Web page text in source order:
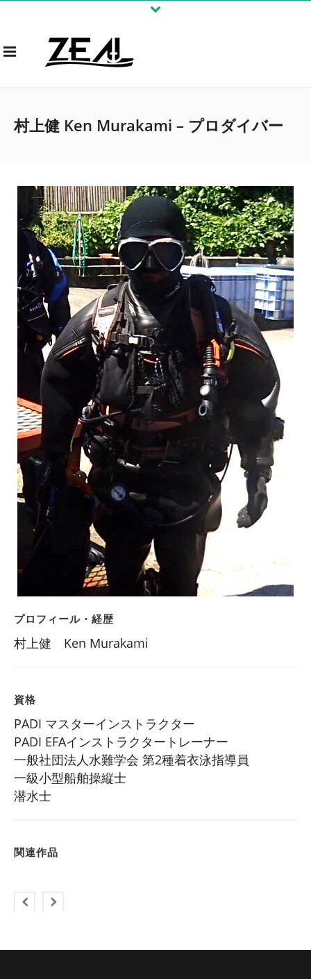
村上健 Ken Murakami – プロダイバー
プロフィール・経歴
村上健 Ken Murakami
資格
PADI マスターインストラクター
PADI EFAインストラクタートレーナー
一般社団法人水難学会 第2種着衣泳指導員
一級小型船舶操縦士
潜水士
関連作品